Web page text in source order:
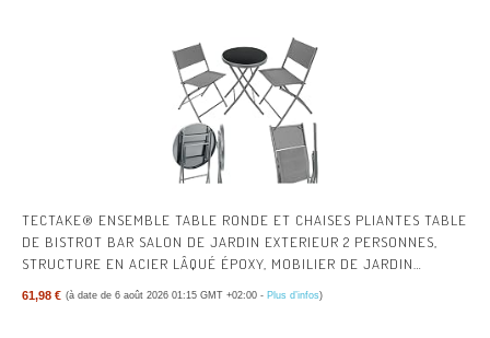
TECTAKE® ENSEMBLE TABLE RONDE ET CHAISES PLIANTES TABLE
DE BISTROT BAR SALON DE JARDIN EXTERIEUR 2 PERSONNES,
STRUCTURE EN ACIER LÂQUÉ ÉPOXY, MOBILIER DE JARDIN
AMENAGEMENT BALCON TERRASSE
61,98 € (à date de 6 août 2026 01:15 GMT +02:00 - Plus d’infos)